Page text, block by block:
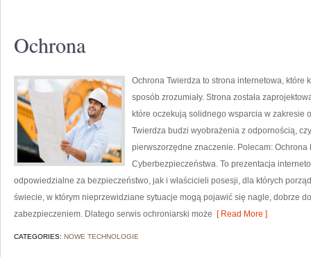
Ochrona
Ochrona Twierdza to strona internetowa,
sposób zrozumiały. Strona została
które oczekują solidnego wsparcia w zakresie
Twierdza budzi wyobrażenia z odpornością,
pierwszorzędne znaczenie. Polecam:
Cyberbezpieczeństwa. To prezentacja
odpowiedzialne za bezpieczeństwo, jak i właścicieli posesji, dla których
świecie, w którym nieprzewidziane sytuacje mogą pojawić się nagle, dobrze
zabezpieczeniem. Dlatego serwis ochroniarski może [ Read More ]
CATEGORIES: NOWE TECHNOLOGIE